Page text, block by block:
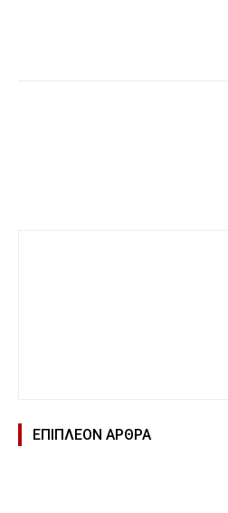
ΕΠΙΠΛΕΟΝ ΑΡΘΡΑ